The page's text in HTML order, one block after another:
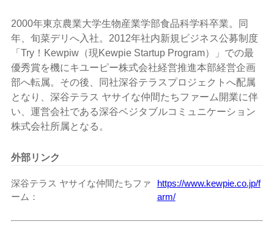
2000年東京農業大学生物産業学部食品科学科卒業。同
年、旬菜デリへ入社。2012年社内新規ビジネス公募制度
「Try！Kewpiw（現Kewpie Startup Program）」での最
優秀賞を機にキユーピー株式会社経営推進本部経営企画
部へ転属。その後、同社深谷テラスプロジェクトへ配属
となり、深谷テラス ヤサイな仲間たちファーム開業に伴
い、運営会社である深谷ベジタブルコミュニケーション
株式会社所属となる。
外部リンク
深谷テラス ヤサイな仲間たちファ
ーム
https://www.kewpie.co.jp/f
arm/